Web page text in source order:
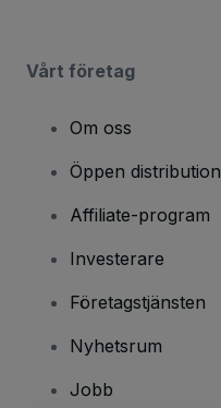
Vårt företag
Om oss
Öppen distribution
Affiliate-program
Investerare
Företagstjänsten
Nyhetsrum
Jobb